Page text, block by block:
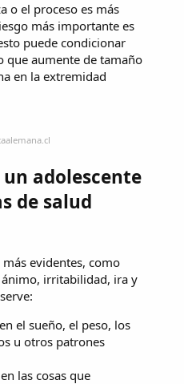
o el proceso es más
más importante es
puede condicionar
que aumente de tamaño
en la extremidad
un adolescente
de salud
evidentes, como
irritabilidad, ira y
el sueño, el peso, los
u otros patrones
las cosas que